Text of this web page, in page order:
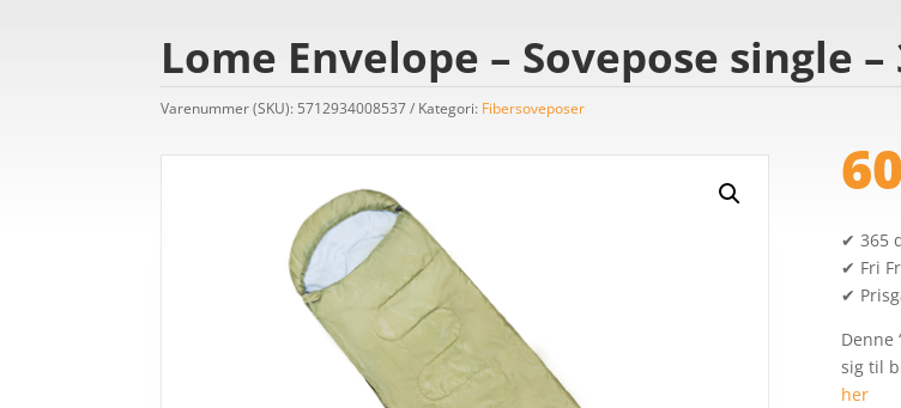
Lome Envelope – Sovepose single
Varenummer (SKU): 5712934008537 Kategori: Fibersoveposer
✔ 365
✔ Fri
✔
Denne
sig til
her